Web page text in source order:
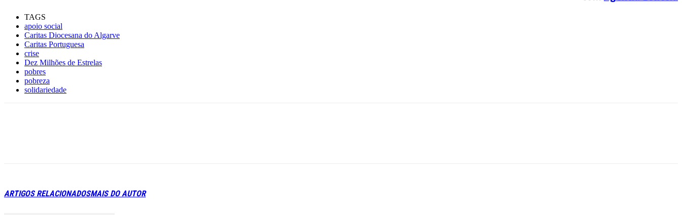
TAGS
apoio social
Caritas Diocesana do Algarve
Caritas Portuguesa
crise
Dez Milhões de Estrelas
pobres
pobreza
solidariedade
ARTIGOS RELACIONADOSMAIS DO AUTOR